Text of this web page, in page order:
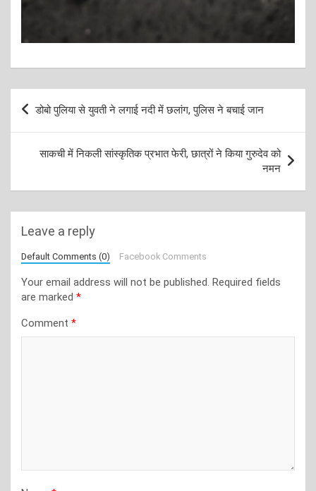
Post
navigation
डोबो पुलिया से युवती ने लगाई नदी में छलांग, पुलिस ने बचाई जान
साकची में निकली सांस्कृतिक प्रभात फेरी, छात्रों ने किया गुरुदेव को
नमन
Leave a reply
Default Comments (0) Facebook Comments
Your email address will not be published. Required fields
are marked *
Comment *